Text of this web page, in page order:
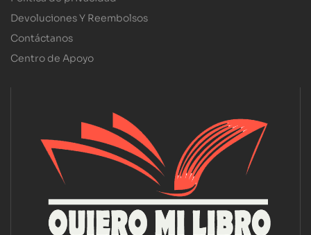
Devoluciones Y Reembolsos
Contáctanos
Centro de Apoyo